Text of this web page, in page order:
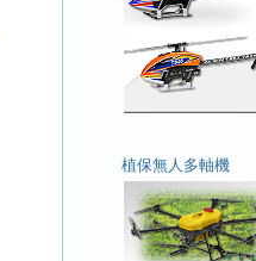
植保無人多軸機